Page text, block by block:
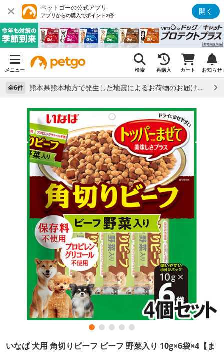
ペットゴーの公式アプリ
アプリからの購入でポイント2倍 開く
メニュー 検索 再購入 カート お知らせ
全6件 熊本県熊本地方で発生した地震によるお荷物のお届け状況について （7/28）
いなば 犬用 角切りビーフ ビーフ 野菜入り 10g×6袋×4【ま